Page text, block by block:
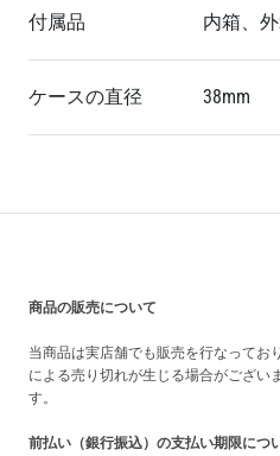
付属品 内箱、
ケースの直径 38mm
商品の販売について
当商品は実店舗でも販売を行なってお
による売り切れが生じる場合がござい
す。
前払い（銀行振込）の支払い期限につ